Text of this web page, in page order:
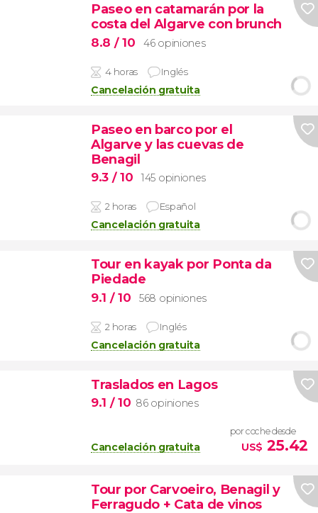
Paseo en catamarán por la
costa del Algarve con brunch
8.8 / 10 46 opiniones
4 horas Inglés
Cancelación gratuita
Paseo en barco por el
Algarve y las cuevas de
Benagil
9.3 / 10 145 opiniones
2 horas Español
Cancelación gratuita
Tour en kayak por Ponta da
Piedade
9.1 / 10 568 opiniones
2 horas Inglés
Cancelación gratuita
Traslados en Lagos
9.1 / 10 86 opiniones
Cancelación gratuita
por coche desde
US$ 25.42
Tour por Carvoeiro, Benagil y
Ferragudo + Cata de vinos